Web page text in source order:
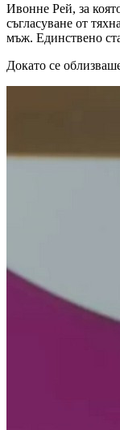
Ивонне Рей, за
съгласуване от
мъж. Единствено
Докато се